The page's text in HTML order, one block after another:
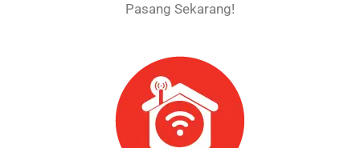
Pasang Sekarang!